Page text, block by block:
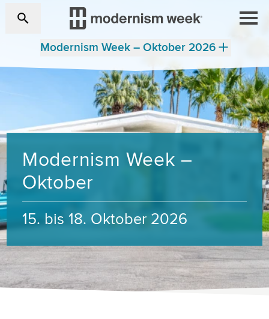
Modernism Week – Oktober 2026
Modernism Week –
Oktober
15. bis 18. Oktober 2026